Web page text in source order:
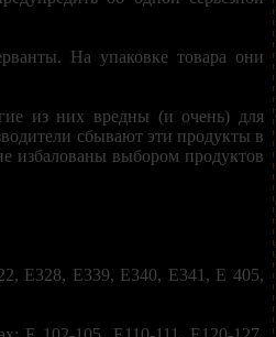
На упаковке товара они
из них вредны (и очень) для
сбывают эти продукты в
избалованы выбором продуктов
Е328, Е339, Е340, Е341, Е 405,